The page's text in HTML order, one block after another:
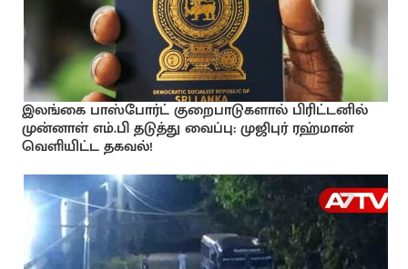
இலங்கை பாஸ்போர்ட் குறைபாடுகளால் பிரிட்டனில்
முன்னாள் எம்.பி தடுத்து வைப்பு: முஜிபுர் ரஹ்மான்
வெளியிட்ட தகவல்!